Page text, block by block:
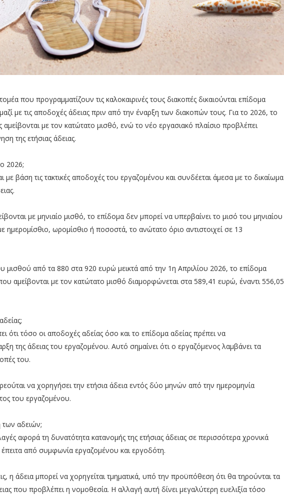
που προγραμματίζουν τις καλοκαιρινές τους διακοπές δικαιούνται επίδομα
με τις αποδοχές άδειας πριν από την έναρξη των διακοπών τους. Για το 2026, το
με τον κατώτατο μισθό, ενώ το νέο εργασιακό πλαίσιο προβλέπει
της ετήσιας άδειας.
2026;
με βάση τις τακτικές αποδοχές του εργαζομένου και συνδέεται άμεσα με το δικαίωμα
με μηνιαίο μισθό, το επίδομα δεν μπορεί να υπερβαίνει το μισό του μηνιαίου
ημερομίσθιο, ωρομίσθιο ή ποσοστά, το ανώτατο όριο αντιστοιχεί σε 13
μισθού από τα 880 στα 920 ευρώ μεικτά από την 1η Απριλίου 2026, το επίδομα
αμείβονται με τον κατώτατο μισθό διαμορφώνεται στα 589,41 ευρώ, έναντι 556,05
ότι τόσο οι αποδοχές αδείας όσο και το επίδομα αδείας πρέπει να
της άδειας του εργαζομένου. Αυτό σημαίνει ότι ο εργαζόμενος λαμβάνει τα
του.
να χορηγήσει την ετήσια άδεια εντός δύο μηνών από την ημερομηνία
του εργαζομένου.
των αδειών;
αφορά τη δυνατότητα κατανομής της ετήσιας άδειας σε περισσότερα χρονικά
έπειτα από συμφωνία εργαζομένου και εργοδότη.
η άδεια μπορεί να χορηγείται τμηματικά, υπό την προϋπόθεση ότι θα τηρούνται τα
που προβλέπει η νομοθεσία. Η αλλαγή αυτή δίνει μεγαλύτερη ευελιξία τόσο